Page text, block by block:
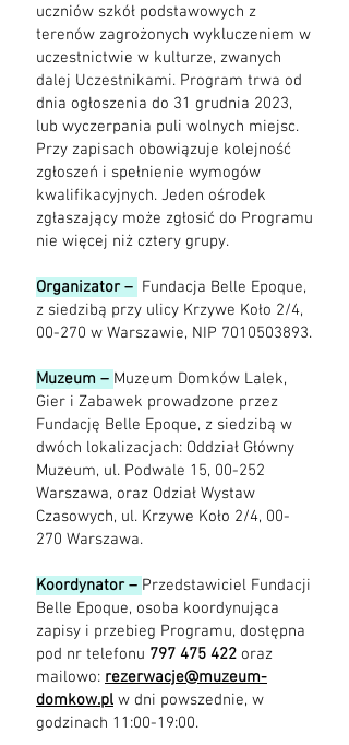
uczniów szkół podstawowych z
terenów zagrożonych wykluczeniem w
uczestnictwie w kulturze, zwanych
dalej Uczestnikami. Program trwa od
dnia ogłoszenia do 31 grudnia 2023,
lub wyczerpania puli wolnych miejsc.
Przy zapisach obowiązuje kolejność
zgłoszeń i spełnienie wymogów
kwalifikacyjnych. Jeden ośrodek
zgłaszający może zgłosić do Programu
nie więcej niż cztery grupy.
Organizator – Fundacja Belle Epoque,
z siedzibą przy ulicy Krzywe Koło 2/4,
00-270 w Warszawie, NIP 7010503893.
Muzeum – Muzeum Domków Lalek,
Gier i Zabawek prowadzone przez
Fundację Belle Epoque, z siedzibą w
dwóch lokalizacjach: Oddział Główny
Muzeum, ul. Podwale 15, 00-252
Warszawa, oraz Odział Wystaw
Czasowych, ul. Krzywe Koło 2/4, 00-
270 Warszawa.
Koordynator – Przedstawiciel Fundacji
Belle Epoque, osoba koordynująca
zapisy i przebieg Programu, dostępna
pod nr telefonu 797 475 422 oraz
mailowo: rezerwacje@muzeum-
domkow.pl w dni powszednie, w
godzinach 11:00-19:00.